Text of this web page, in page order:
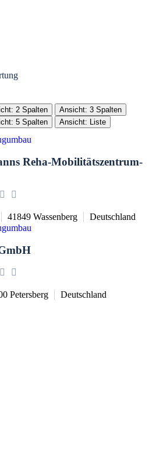
2 Spalten
Ansicht: 3 Spalten
5 Spalten Ansicht: Liste
Reha-Mobilitätszentrum-
41849 Wassenberg
Deutschland
Petersberg Deutschland